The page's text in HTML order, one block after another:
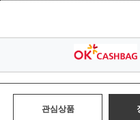
관심상품